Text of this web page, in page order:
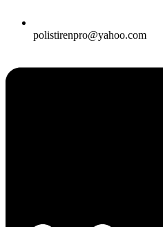
polistirenpro@yahoo.com